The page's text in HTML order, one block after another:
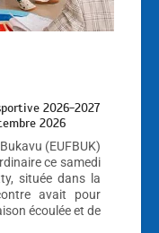
2026-2027
2026
(EUFBUK)
ce samedi
située dans la
avait pour
écoulée et de